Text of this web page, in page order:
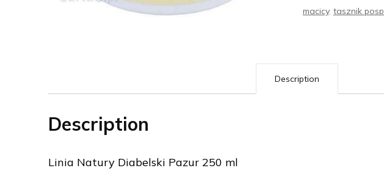
macicy, tasznik
Description
Description
Linia Natury Diabelski Pazur 250 ml